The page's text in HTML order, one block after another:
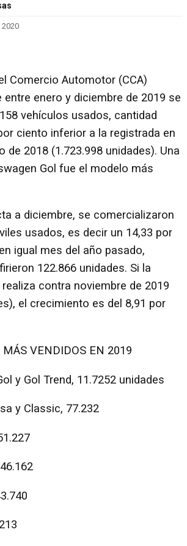
2020
Comercio Automotor (CCA)
entre enero y diciembre de 2019 se
vehículos usados, cantidad
ciento inferior a la registrada en
de 2018 (1.723.998 unidades). Una
Gol fue el modelo más
a diciembre, se comercializaron
usados, es decir un 14,33 por
igual mes del año pasado,
122.866 unidades. Si la
contra noviembre de 2019
el crecimiento es del 8,91 por
MÁS VENDIDOS EN 2019
y Gol Trend, 11.7252 unidades
y Classic, 77.232